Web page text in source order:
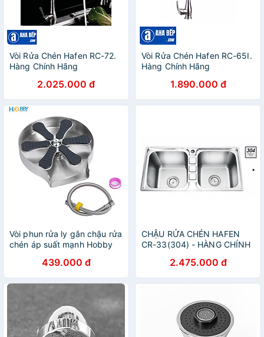
Vòi Rửa Chén Hafen RC-72.
Hàng Chính Hãng
2.025.000 đ
Vòi Rửa Chén Hafen RC-65I.
Hàng Chính Hãng
1.890.000 đ
Vòi phun rửa ly gắn chậu rửa
chén áp suất mạnh Hobby
439.000 đ
CHẬU RỬA CHÉN HAFEN
CR-33(304) - HÀNG CHÍNH
2.475.000 đ